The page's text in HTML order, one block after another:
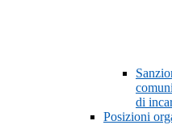
di
Posizioni